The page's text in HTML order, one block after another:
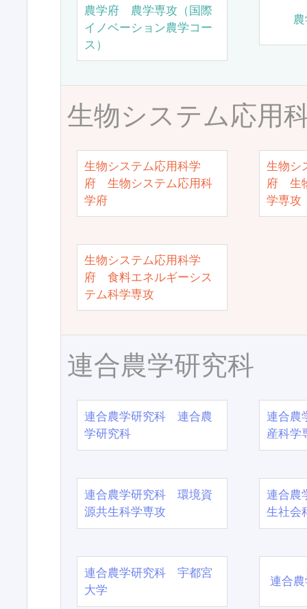
農学府 農学専攻（国際
イノベーション農学コー
ス）
生物システム応用
生物システム応用科学
府 生物システム応用科
学府
生物シ
府 生
学専攻
生物システム応用科学
府 食料エネルギーシス
テム科学専攻
連合農学研究科
連合農学研究科 連合農
学研究科
連合農
産科学
連合農学研究科 環境資
源共生科学専攻
連合農
生社会
連合農学研究科 宇都宮
大学
連合